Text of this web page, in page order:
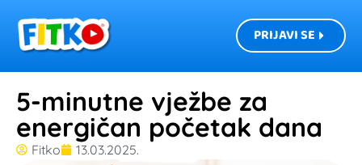
PRIJAVI SE
5-minutne vježbe za
energičan početak dana
Fitko 13.03.2025.